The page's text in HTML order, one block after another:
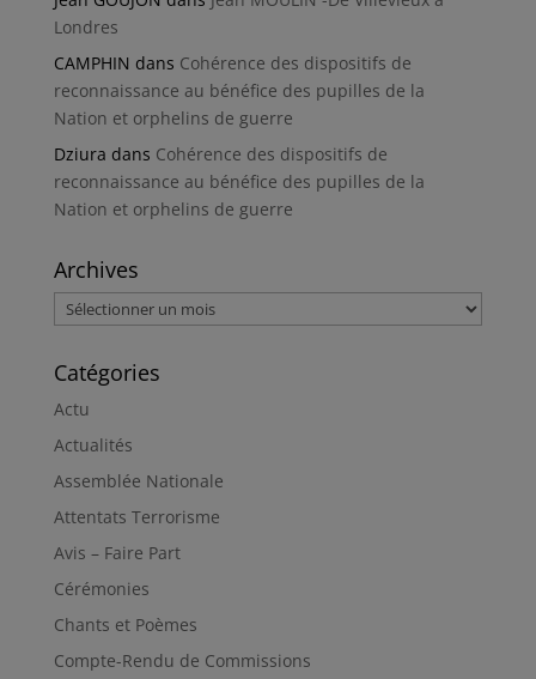
Londres
CAMPHIN dans Cohérence des dispositifs de
reconnaissance au bénéfice des pupilles de la
Nation et orphelins de guerre
Dziura dans Cohérence des dispositifs de
reconnaissance au bénéfice des pupilles de la
Nation et orphelins de guerre
Archives
Archives
Catégories
Actu
Actualités
Assemblée Nationale
Attentats Terrorisme
Avis – Faire Part
Cérémonies
Chants et Poèmes
Compte-Rendu de Commissions